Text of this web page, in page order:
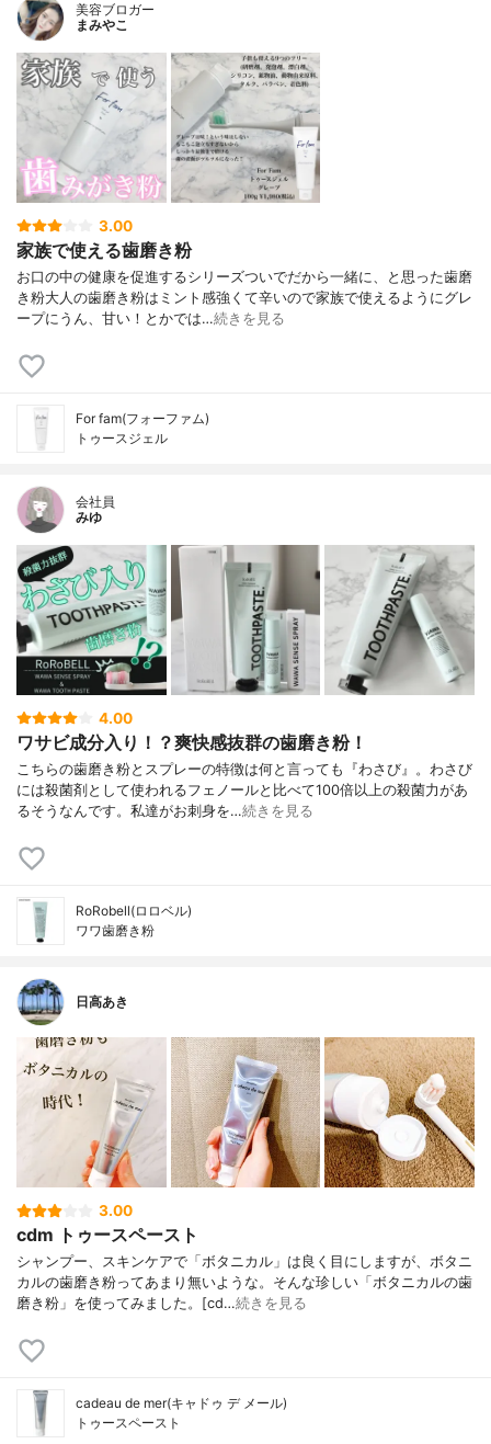
美容ブロガー
まみやこ
3.00
家族で使える歯磨き粉
⁡お口の中の健康を促進するシリーズついでだから一緒に、と思った歯磨
き粉大人の歯磨き粉はミント感強くて辛いので⁡家族で使えるようにグレ
ープに⁡うん、甘い！とかでは…続きを見る
For fam(フォーファム)
トゥースジェル
会社員
みゆ
4.00
ワサビ成分入り！？爽快感抜群の歯磨き粉！
こちらの歯磨き粉とスプレーの特徴は何と言っても『わさび』。わさび
には殺菌剤として使われるフェノールと比べて100倍以上の殺菌力があ
るそうなんです。私達がお刺身を…続きを見る
RoRobell(ロロベル)
ワワ歯磨き粉
日高あき
3.00
cdm トゥースペースト
シャンプー、スキンケアで「ボタニカル」は良く目にしますが、ボタニ
カルの歯磨き粉ってあまり無いような。そんな珍しい「ボタニカルの歯
磨き粉」を使ってみました。[cd…続きを見る
cadeau de mer(キャドゥ デ メール)
トゥースペースト